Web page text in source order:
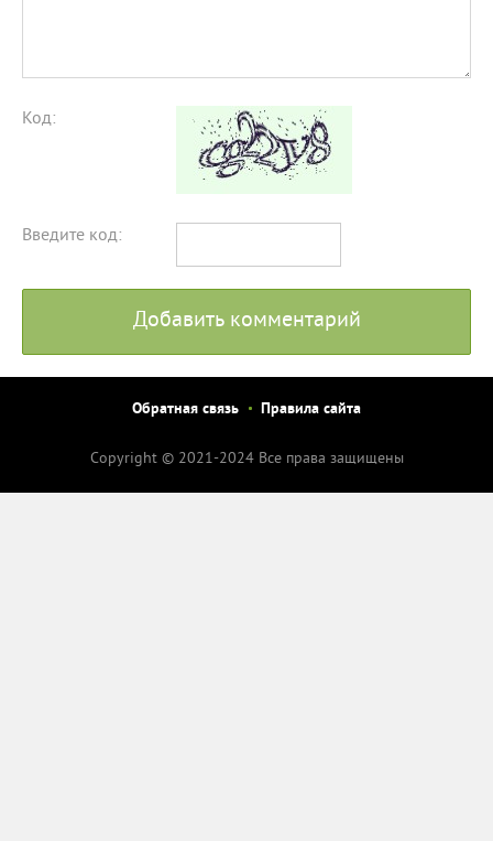
Код:
Введите код:
Добавить комментарий
Обратная связь Правила сайта
Copyright © 2021-2024 Все права защищены